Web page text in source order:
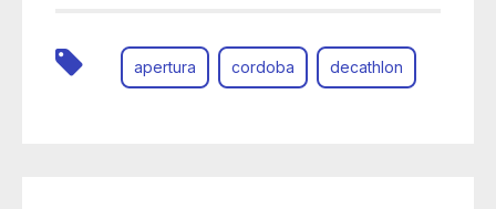
apertura cordoba decathlon